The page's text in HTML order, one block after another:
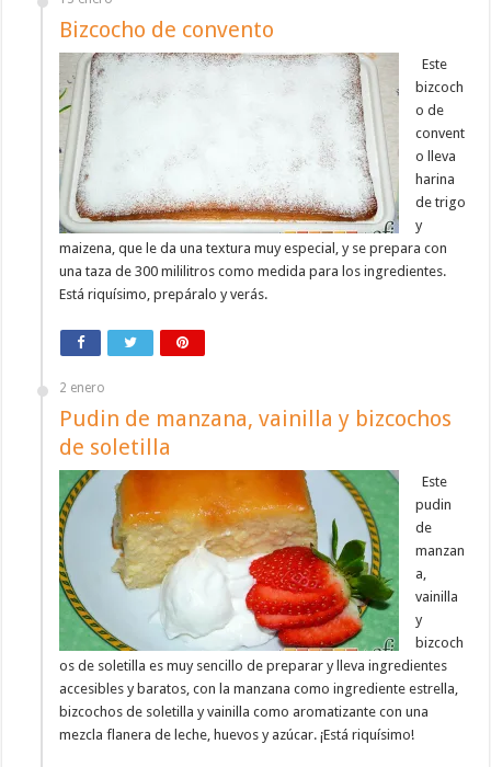
Bizcocho de convento
Este
bizcoch
o de
convent
o lleva
harina
de trigo
y
maizena, que le da una textura muy especial, y se prepara con
una taza de 300 mililitros como medida para los ingredientes.
Está riquísimo, prepáralo y verás.
2 enero
Pudin de manzana, vainilla y bizcochos
de soletilla
Este
pudin
de
manzan
a,
vainilla
y
bizcoch
os de soletilla es muy sencillo de preparar y lleva ingredientes
accesibles y baratos, con la manzana como ingrediente estrella,
bizcochos de soletilla y vainilla como aromatizante con una
mezcla flanera de leche, huevos y azúcar. ¡Está riquísimo!